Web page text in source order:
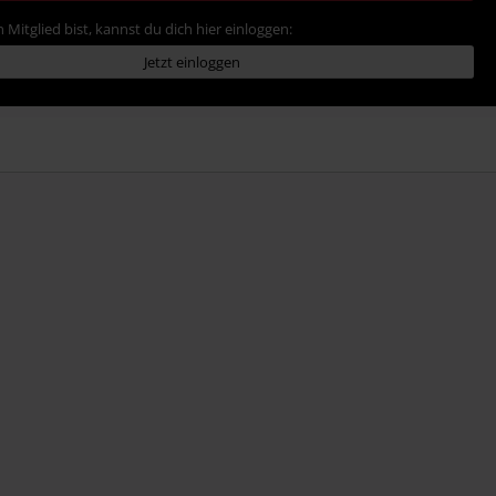
Mitglied bist, kannst du dich hier einloggen:
Jetzt einloggen